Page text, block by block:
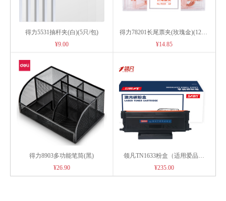
得力5531抽杆夹(白)(5只/包)
¥9.00
得力78201长尾票夹(玫瑰金)(12只/
盒)
¥14.85
得力8903多功能笔筒(黑)
¥26.90
领凡TN1633粉盒（适用爱品胜
打印机）
¥235.00